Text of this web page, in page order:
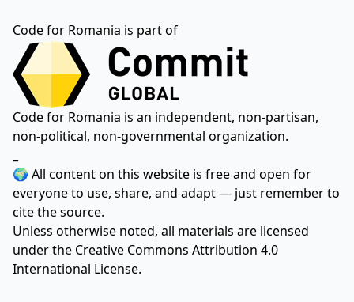
Code for Romania is part of
Code for Romania is an independent, non-partisan,
non-political, non-governmental organization.
🌍 All content on this website is free and open for
everyone to use, share, and adapt — just remember to
cite the source.
Unless otherwise noted, all materials are licensed
under the Creative Commons Attribution 4.0
International License.